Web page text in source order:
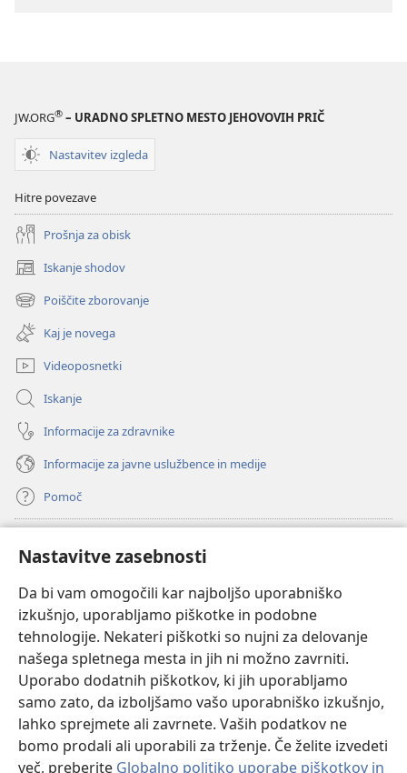
Nastavitve zasebnosti
Da bi vam omogočili kar najboljšo uporabniško
izkušnjo, uporabljamo piškotke in podobne
tehnologije. Nekateri piškotki so nujni za delovanje
našega spletnega mesta in jih ni možno zavrniti.
Uporabo dodatnih piškotkov, ki jih uporabljamo
samo zato, da izboljšamo vašo uporabniško izkušnjo,
lahko sprejmete ali zavrnete. Vaših podatkov ne
bomo prodali ali uporabili za trženje. Če želite izvedeti
več, preberite Globalno politiko uporabe piškotkov in
JW.ORG® – URADNO SPLETNO MESTO JEHOVOVIH PRIČ
Nastavitev izgleda
Hitre povezave
Prošnja za obisk
Iskanje shodov
(odpre
novo
okno)
Poiščite zborovanje
(odpre
novo
okno)
Kaj je novega
Videoposnetki
Iskanje
Informacije za zdravnike
Informacije za javne uslužbence in medije
Pomoč
(odpre
novo
okno) Watchtowerjeva SPLETNA KNJIŽNICA™
(odpre
novo
okno) JW Hub
(odpre
novo
okno)JW Library
Watchtower Library